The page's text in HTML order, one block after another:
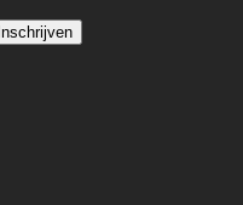
Inschrijven